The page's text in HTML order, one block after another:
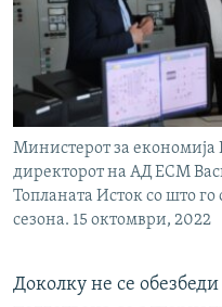
Министерот за
директорот на АД ЕСМ
Топланата Исток со што го
сезона. 15 октомври, 2022
Доколку не се